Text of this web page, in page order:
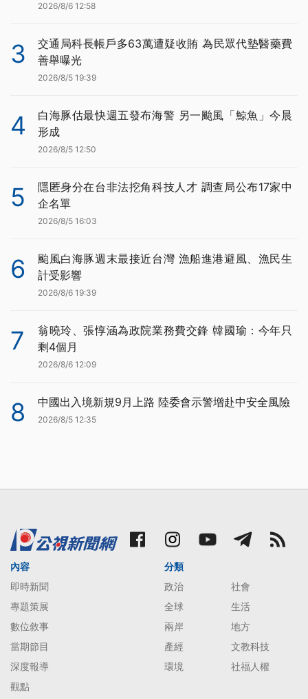
2026/8/6 12:58
3
交通局科長帳戶多63萬遭疑收賄 為民眾代墊醫藥費
善舉曝光
2026/8/5 19:39
4
白海豚估最快週五發布海警 另一颱風「鯨魚」今晨
形成
2026/8/5 12:50
5
隱匿身分在台非法挖角科技人才 調查局公布17家中
企名單
2026/8/5 16:03
6
颱風白海豚週末最接近台灣 漁船進港避風、漁民生
計受影響
2026/8/6 19:39
7
翁曉玲、張惇涵為政院業務費交鋒 韓國瑜：今年只
剩4個月
2026/8/6 12:09
8 中國出入境新規9月上路 陸委會示警增赴中安全風險
2026/8/5 12:35
內容
即時新聞
專題策展
數位敘事
當期節目
深度報導
觀點
分類
政治
社會
全球
生活
兩岸
地方
產經
文教科技
環境
社福人權